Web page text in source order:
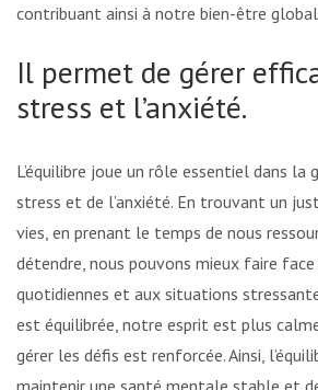
contribuant ainsi à notre bien-être
Il permet de gérer
stress et l’anxiété.
L’équilibre joue un rôle essentiel dans la
stress et de l’anxiété. En trouvant un
vies, en prenant le temps de nous
détendre, nous pouvons mieux faire face
quotidiennes et aux situations
est équilibrée, notre esprit est plus
gérer les défis est renforcée. Ainsi,
maintenir une santé mentale stable et